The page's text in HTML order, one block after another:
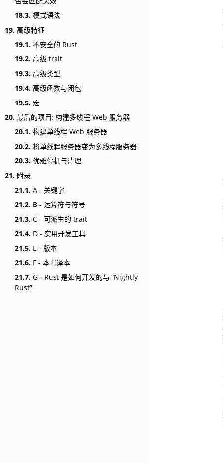
18.3. 模式语法
19. 高级特征
19.1. 不安全的 Rust
19.2. 高级 trait
19.3. 高级类型
19.4. 高级函数与闭包
19.5. 宏
20. 最后的项目: 构建多线程 Web 服务器
20.1. 构建单线程 Web 服务器
20.2. 将单线程服务器变为多线程服务器
20.3. 优雅停机与清理
21. 附录
21.1. A - 关键字
21.2. B - 运算符与符号
21.3. C - 可派生的 trait
21.4. D - 实用开发工具
21.5. E - 版本
21.6. F - 本书译本
21.7. G - Rust 是如何开发的与 “Nightly
Rust”